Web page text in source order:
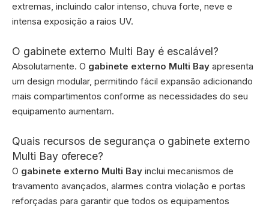
extremas, incluindo calor intenso, chuva forte, neve e
intensa exposição a raios UV.
O gabinete externo Multi Bay é escalável?
Absolutamente. O gabinete externo Multi Bay apresenta
um design modular, permitindo fácil expansão adicionando
mais compartimentos conforme as necessidades do seu
equipamento aumentam.
Quais recursos de segurança o gabinete externo
Multi Bay oferece?
O gabinete externo Multi Bay inclui mecanismos de
travamento avançados, alarmes contra violação e portas
reforçadas para garantir que todos os equipamentos